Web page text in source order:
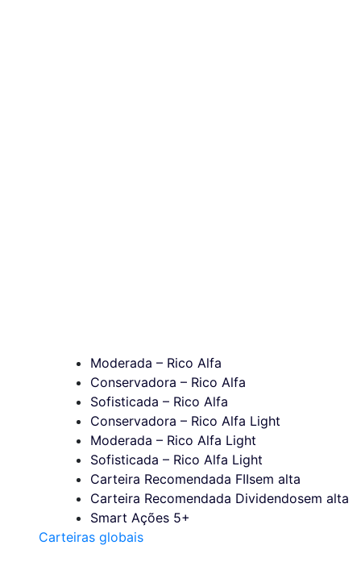
Moderada – Rico Alfa
Conservadora – Rico Alfa
Sofisticada – Rico Alfa
Conservadora – Rico Alfa Light
Moderada – Rico Alfa Light
Sofisticada – Rico Alfa Light
Carteira Recomendada FIIsem alta
Carteira Recomendada Dividendosem alta
Smart Ações 5+
Carteiras globais